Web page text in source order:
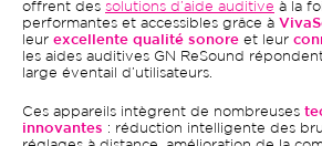
offrent des solutions d’aide auditive à la
performantes et accessibles grâce à
leur excellente qualité sonore et leur
les aides auditives GN ReSound
large éventail d’utilisateurs.
Ces appareils intègrent de nombreuses
innovantes : réduction intelligente des